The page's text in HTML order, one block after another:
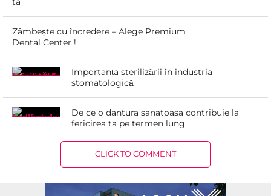
Zâmbește cu încredere – Alege Premium
Dental Center !
Importanța sterilizării în industria
stomatologică
De ce o dantura sanatoasa contribuie la
fericirea ta pe termen lung
CLICK TO COMMENT